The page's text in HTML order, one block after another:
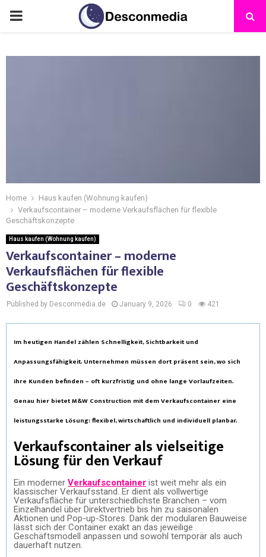
Home
Haus kaufen (Wohnung kaufen)
Verkaufscontainer – moderne Verkaufsflächen für flexible
Geschäftskonzepte
Haus kaufen (Wohnung kaufen)
Verkaufscontainer – moderne
Verkaufsflächen für flexible
Geschäftskonzepte
Published by Desconmedia.de January 9, 2026 0 421
Im heutigen Handel zählen Schnelligkeit, Sichtbarkeit und
Anpassungsfähigkeit. Unternehmen müssen dort präsent sein, wo sich
ihre Kunden befinden – oft kurzfristig und ohne lange Vorlaufzeiten.
Genau hier bietetM&W Construction mit demVerkaufscontainer eine
leistungsstarke Lösung: flexibel, wirtschaftlich und individuell planbar.
Verkaufscontainer als vielseitige
Lösung für den Verkauf
Ein moderner Verkaufscontainer ist weit mehr als ein
klassischer Verkaufsstand. Er dient als vollwertige
Verkaufsfläche für unterschiedlichste Branchen – vom
Einzelhandel über Direktvertrieb bis hin zu saisonalen
Aktionen und Pop-up-Stores. Dank der modularen Bauweise
lässt sich der Container exakt an das jeweilige
Geschäftsmodell anpassen und sowohl temporär als auch
dauerhaft nutzen.